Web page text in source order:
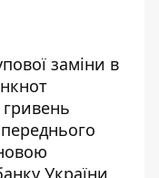
заміни в